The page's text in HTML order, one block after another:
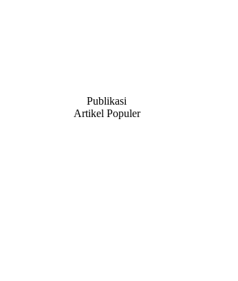
Publikasi
Artikel Populer